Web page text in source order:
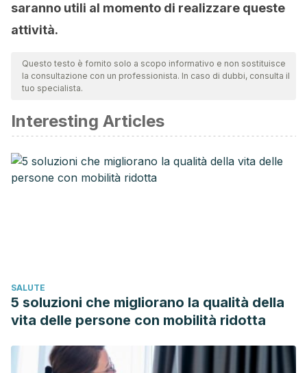
saranno utili al momento di realizzare queste
attività.
Questo testo è fornito solo a scopo informativo e non sostituisce
la consultazione con un professionista. In caso di dubbi, consulta il
tuo specialista.
Interesting Articles
SALUTE
5 soluzioni che migliorano la qualità della
vita delle persone con mobilità ridotta